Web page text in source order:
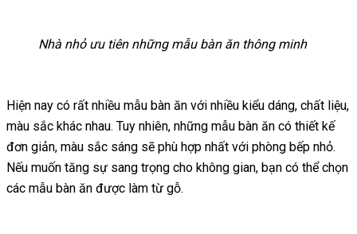
Nhà nhỏ ưu tiên những mẫu bàn ăn thông minh
Hiện nay có rất nhiều mẫu bàn ăn với nhiều kiểu dáng, chất liệu,
màu sắc khác nhau. Tuy nhiên, những mẫu bàn ăn có thiết kế
đơn giản, màu sắc sáng sẽ phù hợp nhất với phòng bếp nhỏ.
Nếu muốn tăng sự sang trọng cho không gian, bạn có thể chọn
các mẫu bàn ăn được làm từ gỗ.